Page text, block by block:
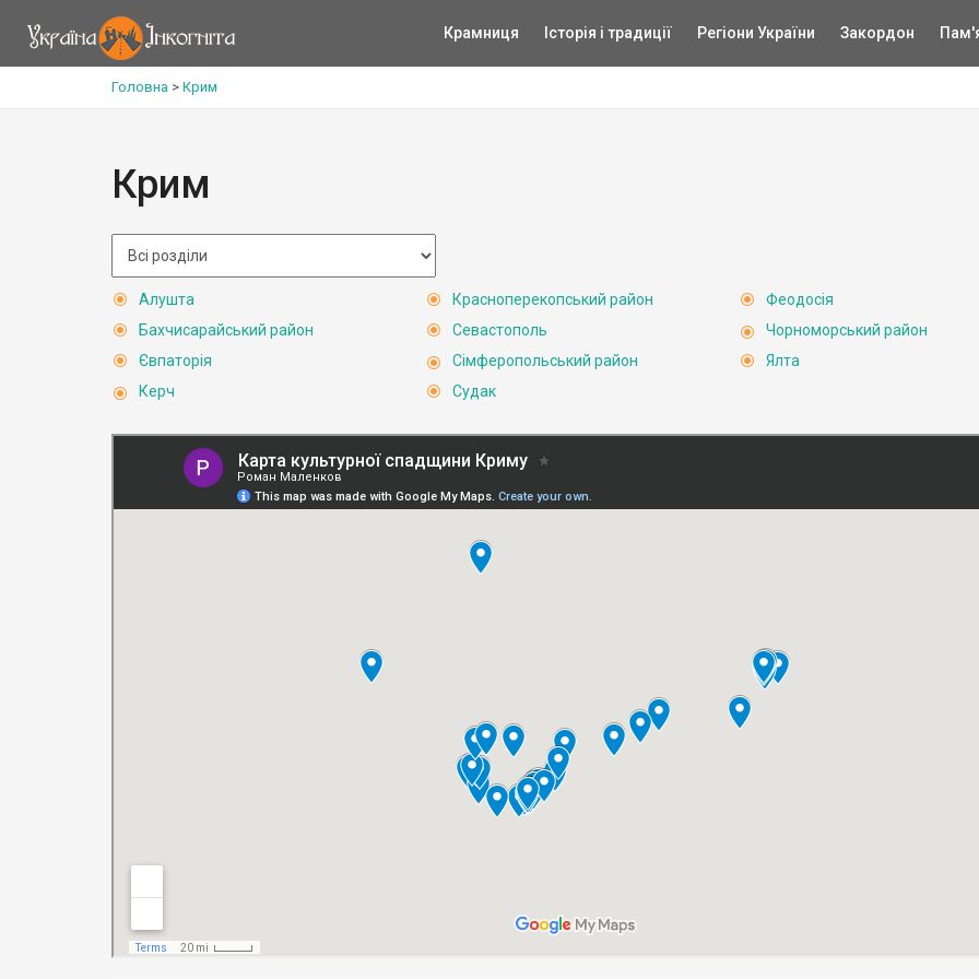
Крамниця Історія і традиції Регіони України Закордон
Головна > Крим
Крим
Алушта
Бахчисарайський район
Євпаторія
Керч
Красноперекопський район
Севастополь
Сімферопольський район
Судак
Феодосія
Чорноморський район
Ялта